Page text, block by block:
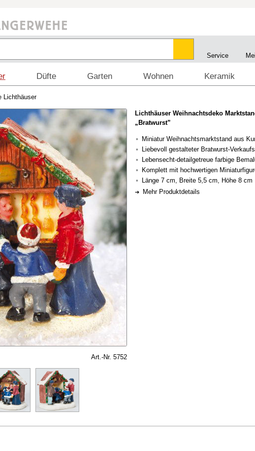
Service
Düfte Garten Wohnen Keramik
Lichthäuser
Art.-Nr. 5752
Lichthäuser Weihnachtsdeko
„Bratwurst”
Miniatur Weihnachtsmarktstand aus
Liebevoll gestalteter Bratwurst-
Lebensecht-detailgetreue farbige
Komplett mit hochwertigen
Länge 7 cm, Breite 5,5 cm, Höhe 8 cm
Mehr Produktdetails